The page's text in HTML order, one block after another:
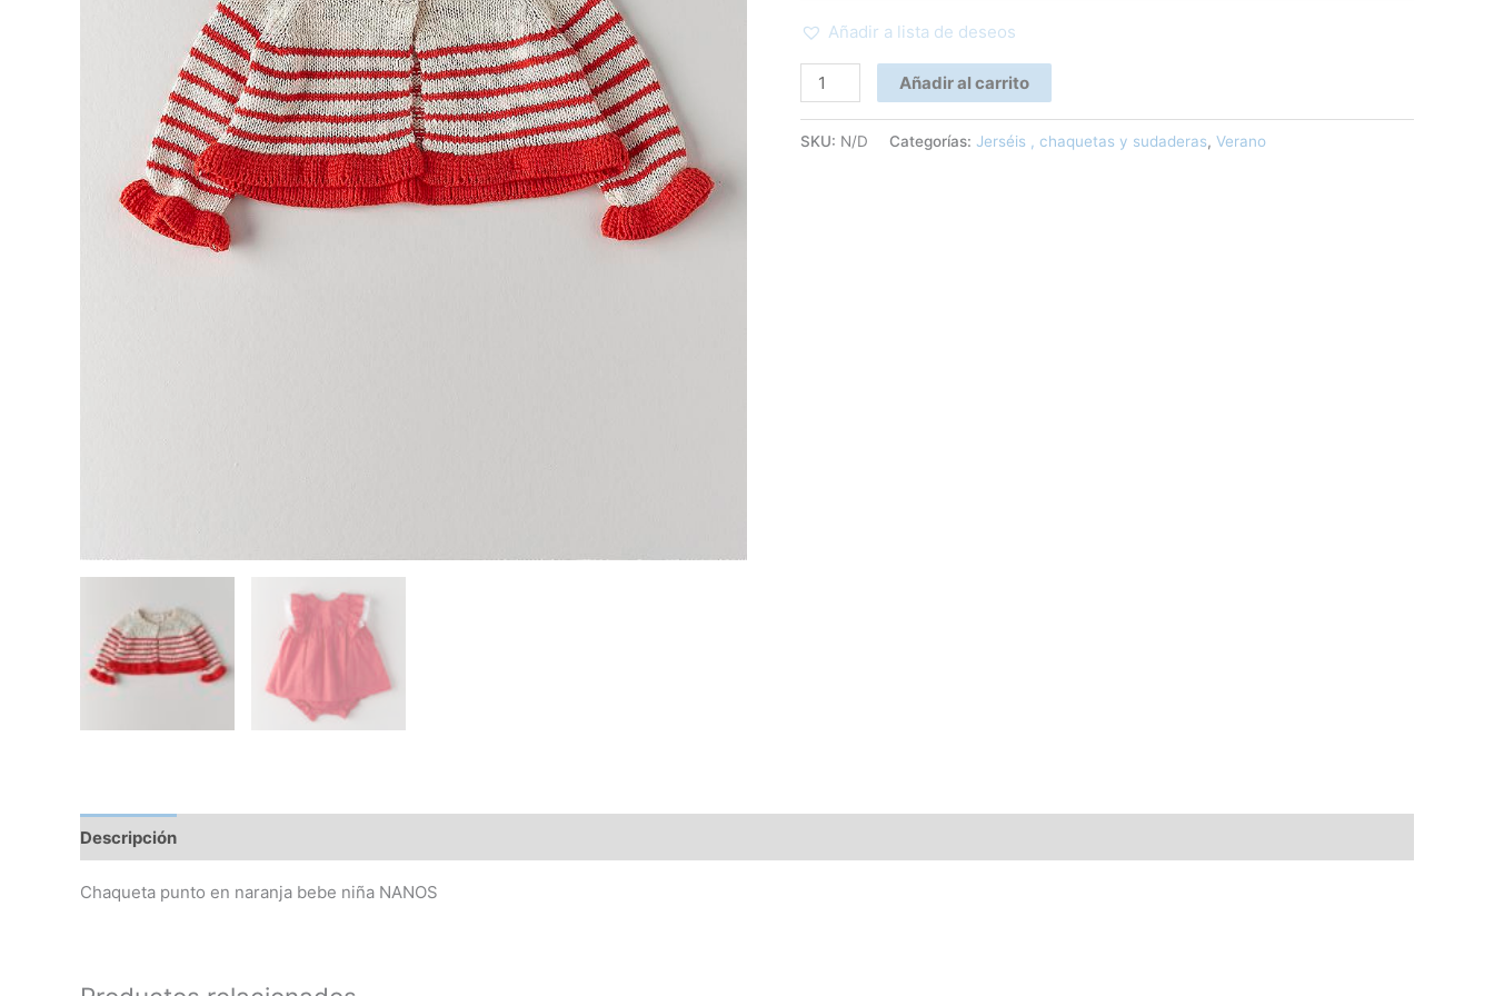
Añadir a lista de deseos
Añadir al carrito
SKU: N/D Categorías: Jerséis , chaquetas y sudaderas, Verano
Descripción
Chaqueta punto en naranja bebe niña NANOS